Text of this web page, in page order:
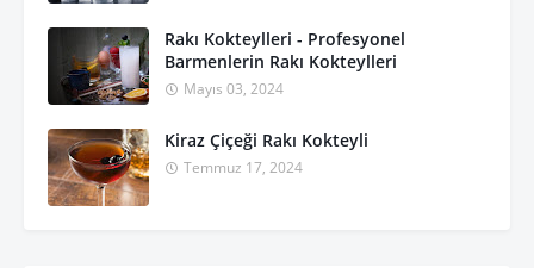
Rakı Kokteylleri - Profesyonel
Barmenlerin Rakı Kokteylleri
Mayıs 03, 2024
Kiraz Çiçeği Rakı Kokteyli
Temmuz 17, 2024